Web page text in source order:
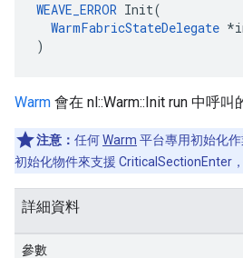
WEAVE_ERROR Init(
WarmFabricStateDelegate
)
Warm 會在 nl::Warm::Init run 中呼叫
注意： 任何Warm 平台專用初始化作
初始化物件來支援 CriticalSectionEnter
詳細資料
參數